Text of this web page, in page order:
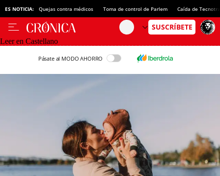
ES NOTICIA: Quejas contra médicos Toma de control de Parlem Caída de
Leer en Castellano
Pásate al MODO AHORRO